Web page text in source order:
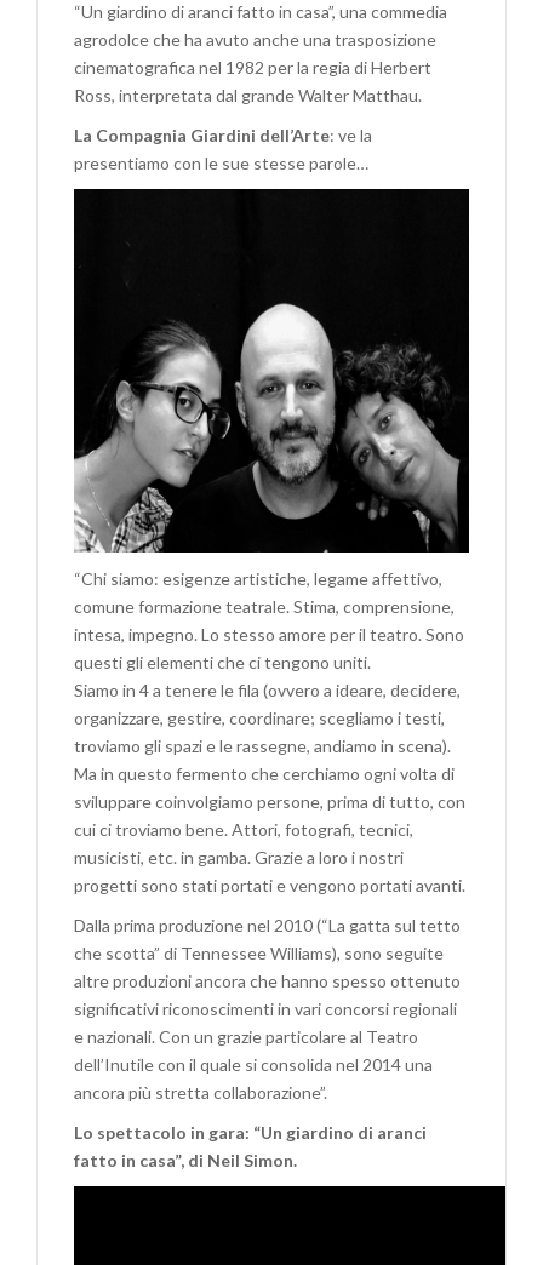
“Un giardino di aranci fatto in casa”, una commedia
agrodolce che ha avuto anche una trasposizione
cinematografica nel 1982 per la regia di Herbert
Ross, interpretata dal grande Walter Matthau.
La Compagnia Giardini dell’Arte: ve la
presentiamo con le sue stesse parole…
“Chi siamo: esigenze artistiche, legame affettivo,
comune formazione teatrale. Stima, comprensione,
intesa, impegno. Lo stesso amore per il teatro. Sono
questi gli elementi che ci tengono uniti.
Siamo in 4 a tenere le fila (ovvero a ideare, decidere,
organizzare, gestire, coordinare; scegliamo i testi,
troviamo gli spazi e le rassegne, andiamo in scena).
Ma in questo fermento che cerchiamo ogni volta di
sviluppare coinvolgiamo persone, prima di tutto, con
cui ci troviamo bene. Attori, fotografi, tecnici,
musicisti, etc. in gamba. Grazie a loro i nostri
progetti sono stati portati e vengono portati avanti.
Dalla prima produzione nel 2010 (“La gatta sul tetto
che scotta” di Tennessee Williams), sono seguite
altre produzioni ancora che hanno spesso ottenuto
significativi riconoscimenti in vari concorsi regionali
e nazionali. Con un grazie particolare al Teatro
dell’Inutile con il quale si consolida nel 2014 una
ancora più stretta collaborazione”.
Lo spettacolo in gara: “Un giardino di aranci
fatto in casa”, di Neil Simon.